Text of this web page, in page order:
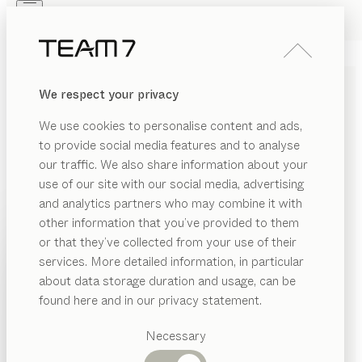
We respect your privacy
We use cookies to personalise content and ads,
to provide social media features and to analyse
our traffic. We also share information about your
use of our site with our social media, advertising
and analytics partners who may combine it with
other information that you’ve provided to them
or that they’ve collected from your use of their
services. More detailed information, in particular
about data storage duration and usage, can be
found here and in our privacy statement.
Necessary
PRODUKTE
INSPIRATION
HÄNDLER
Vorgeschlagene
Kategorien
PRODUKTE
INSPIRATION
ÜBER UNS
kidsDEKOBORD
von Stefan Radinger
Die vielseitigen Dekoborde beweisen unsere
Aufmerksamkeit für jedes Detail. Als Wandbord oder
für die Brüstung der Kinderbetten geplant übernehmen
sie als Ort für kleine persönliche Schätze eine
tragende Rolle im Kinderzimmer.
KONFIGURIEREN